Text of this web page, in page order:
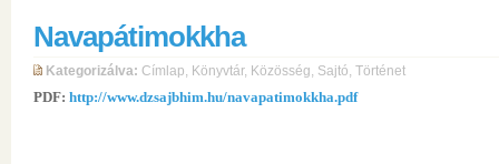
Navapátimokkha
Kategorizálva: Címlap, Könyvtár, Közösség, Sajtó, Történet
PDF: http://www.dzsajbhim.hu/navapatimokkha.pdf